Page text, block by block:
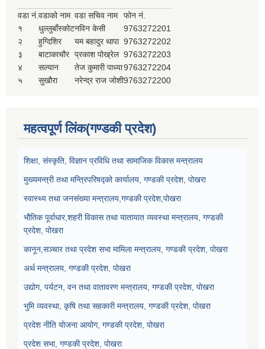
वडा नं. वडाको नाम वडा सचिव नाम
फोन नं.
१
धुल्लुबाँस्कोटनविन केसी
9763272201
२
हुग्दिशिर यम बहादुर थापा 9763272202
३
बाटाकाचौर प्रकाश पोख्रेल 9763272203
४
सल्यान तेज कुमारी पाध्या9763272204
५
सुखौरा नरेन्द्र राज जोशी9763272200
महत्वपूर्ण लिंक(गण्डकी प्रदेश)
शिक्षा, संस्कृति, विज्ञान प्रविधि तथा सामाजिक विकास मन्त्रालय
मुख्यमन्त्री तथा मन्त्रिपरिषद्को कार्यालय, गण्डकी प्रदेश, पोखरा
स्वास्थ्य तथा जनसंख्या मन्त्रालय,गण्डकी प्रदेश,पोखरा
भौतिक पूर्वाधार,शहरी विकास तथा यातायात व्यवस्था मन्त्रालय, गण्डकी
प्रदेश, पोखरा
कानून,सञ्चार तथा प्रदेश सभा मामिला मन्त्रालय, गण्डकी प्रदेश, पोखरा
अर्थ मन्त्रालय, गण्डकी प्रदेश, पोखरा
उद्योग, पर्यटन, वन तथा वातावरण मन्त्रालय, गण्डकी प्रदेश, पोखरा
भुमि व्यवस्था, कृषि तथा सहकारी मन्त्रालय, गण्डकी प्रदेश, पोखरा
प्रदेश नीति योजना आयोग, गण्डकी प्रदेश, पोखरा
प्रदेश सभा, गण्डकी प्रदेश, पोखरा